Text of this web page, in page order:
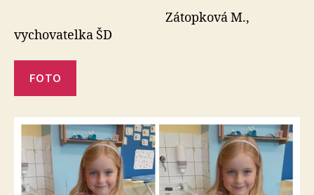
Zátopková M.,
vychovatelka ŠD
FOTO